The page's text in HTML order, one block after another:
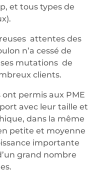
et tous types de
attentes des
n’a cessé de
mutations de
clients.
permis aux PME
avec leur taille et
dans la même
petite et moyenne
importante
grand nombre